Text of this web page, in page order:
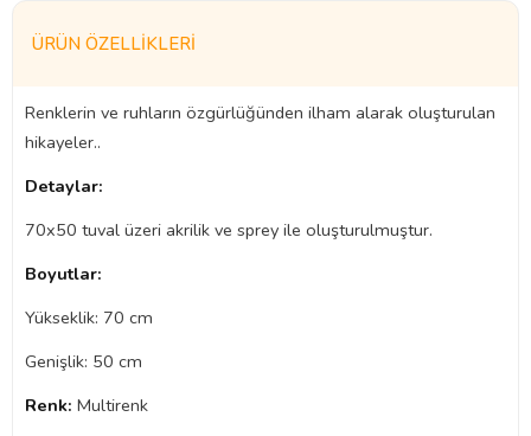
ÜRÜN ÖZELLIKLERI
Renklerin ve ruhların özgürlüğünden ilham alarak oluşturulan
hikayeler..
Detaylar:
70x50 tuval üzeri akrilik ve sprey ile oluşturulmuştur.
Boyutlar:
Yükseklik: 70 cm
Genişlik: 50 cm
Renk: Multirenk